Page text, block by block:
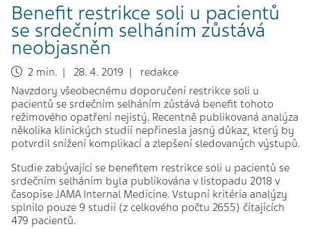
Benefit restrikce soli u pacientů
se srdečním selháním zůstává
neobjasněn
2 min. | 28. 4. 2019 | redakce
Navzdory všeobecnému doporučení restrikce soli u
pacientů se srdečním selháním zůstává benefit tohoto
režimového opatření nejistý. Recentně publikovaná analýza
několika klinických studií nepřinesla jasný důkaz, který by
potvrdil snížení komplikací a zlepšení sledovaných výstupů.
Studie zabývající se benefitem restrikce soli u pacientů se
srdečním selháním byla publikována v listopadu 2018 v
časopise JAMA Internal Medicine. Vstupní kritéria analýzy
splnilo pouze 9 studií (z celkového počtu 2655) čítajících
479 pacientů.